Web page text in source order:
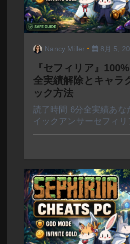
Nancy Miller 8月 5,
『セフィリア』
全実績解除とキャラ
ック方法
読了時間 6分全実績あな
イックアンサーセフィ